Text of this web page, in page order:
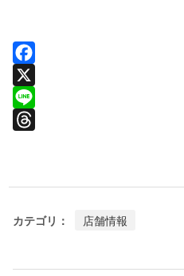
F
a
c
o
k
X
L
e
r
a
カテゴリ： 店舗情報